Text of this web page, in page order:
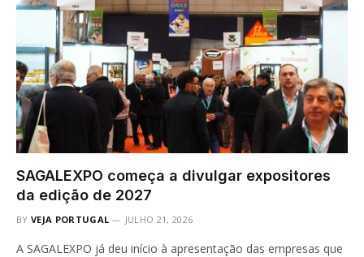
SAGALEXPO começa a divulgar expositores
da edição de 2027
BY VEJA PORTUGAL JULHO 21, 2026
A SAGALEXPO já deu início à apresentação das empresas que